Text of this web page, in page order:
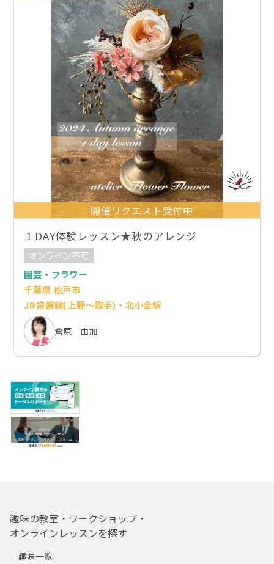
開催リクエスト受付中
１DAY体験レッスン★秋のアレンジ
オンライン不可
園芸・フラワー
千葉県 松戸市
JR常磐線(上野～取手)・北小金駅
倉原 由加
趣味の教室・ワークショップ・
オンラインレッスンを探す
趣味一覧